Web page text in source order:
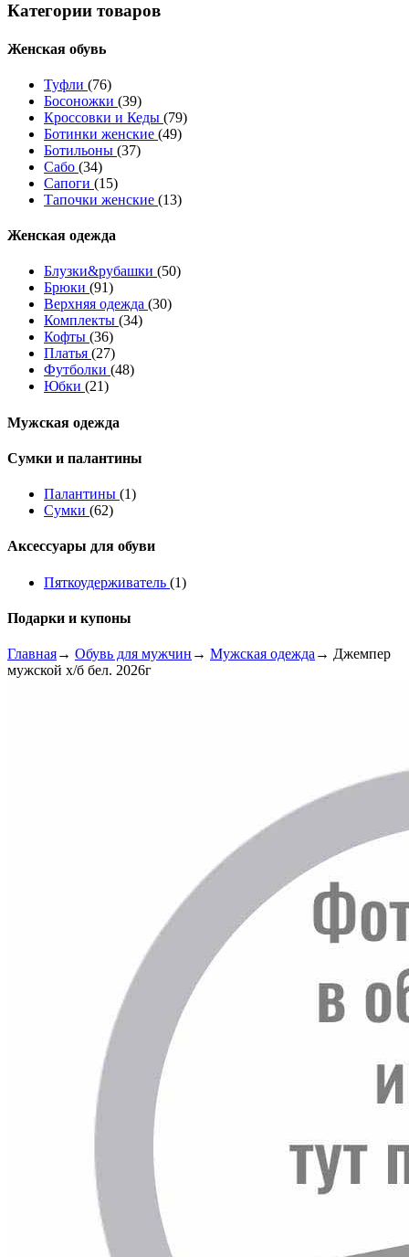
Категории товаров
Женcкая обувь
Туфли (76)
Босоножки (39)
Кроссовки и Кеды (79)
Ботинки женские (49)
Ботильоны (37)
Сабо (34)
Сапоги (15)
Тапочки женские (13)
Женская одежда
Блузки&рубашки (50)
Брюки (91)
Верхняя одежда (30)
Комплекты (34)
Кофты (36)
Платья (27)
Футболки (48)
Юбки (21)
Мужская одежда
Сумки и палантины
Палантины (1)
Сумки (62)
Аксессуары для обуви
Пяткоудерживатель (1)
Подарки и купоны
Главная→ Обувь для мужчин → Мужская одежда → Джемпер
мужской х/б бел. 2026г